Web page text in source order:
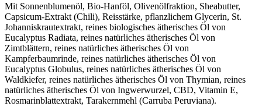
Mit Sonnenblumenöl, Bio-Hanföl, Olivenölfraktion, Sheabutter,
Capsicum-Extrakt (Chili), Reisstärke, pflanzlichem Glycerin, St.
Johanniskrautextrakt, reines biologisches ätherisches Öl von
Eucalyptus Radiata, reines natürliches ätherisches Öl von
Zimtblättern, reines natürliches ätherisches Öl von
Kampferbaumrinde, reines natürliches ätherisches Öl von
Eucalyptus Globulus, reines natürliches ätherisches Öl von
Waldkiefer, reines natürliches ätherisches Öl von Thymian, reines
natürliches ätherisches Öl von Ingwerwurzel, CBD, Vitamin E,
Rosmarinblattextrakt, Tarakernmehl (Carruba Peruviana).